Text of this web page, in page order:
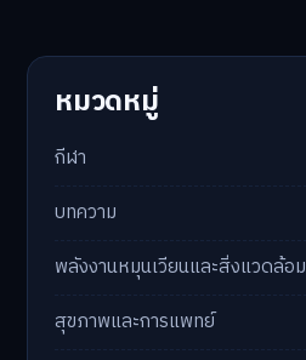
หมวดหมู่
กีฬา
บทความ
พลังงานหมุนเวียนและสิ่งแวดล้อม
สุขภาพและการแพทย์